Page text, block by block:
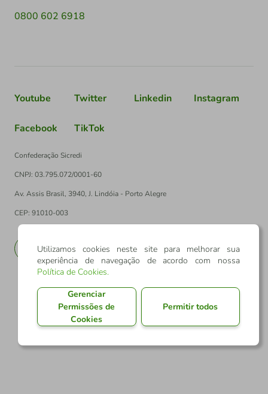
0800 602 6918
Youtube Twitter Linkedin Instagram
Facebook TikTok
Confederação Sicredi
CNPJ: 03.795.072/0001-60
Av. Assis Brasil, 3940, J. Lindóia - Porto Alegre
CEP: 91010-003
EN
Utilizamos cookies neste site para melhorar sua
experiência de navegação de acordo com nossa
Política de Cookies.
Gerenciar
Permissões de
Cookies
Permitir todos